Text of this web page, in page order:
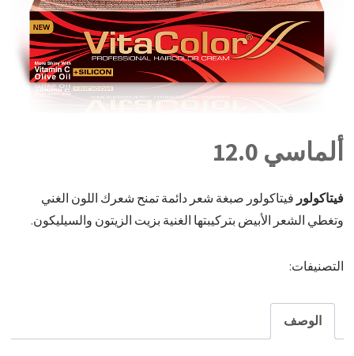
ألماسي 12.0
فيتاكولور فيتاكولور صبغة شعر دائمة تمنح شعرك اللون الغني
وتغطي الشعر الأبيض بتركيبتها الغنية بزيت الزيتون والسيليكون.
التصنيفات:
الوصف